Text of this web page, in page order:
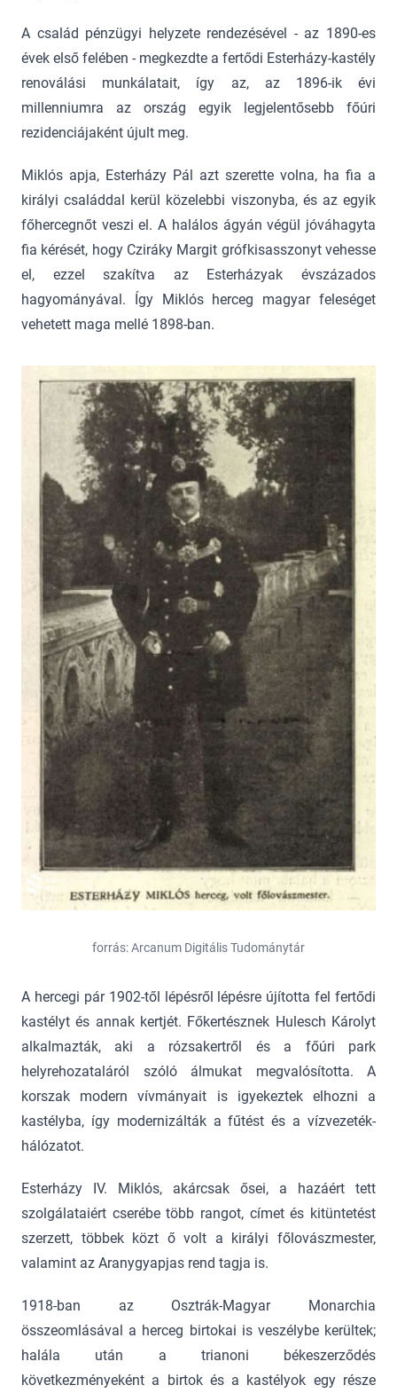
A család pénzügyi helyzete rendezésével - az 1890-es
évek első felében - megkezdte a fertődi Esterházy-kastély
renoválási munkálatait, így az, az 1896-ik évi
millenniumra az ország egyik legjelentősebb főúri
rezidenciájaként újult meg.
Miklós apja, Esterházy Pál azt szerette volna, ha fia a
királyi családdal kerül közelebbi viszonyba, és az egyik
főhercegnőt veszi el. A halálos ágyán végül jóváhagyta
fia kérését, hogy Cziráky Margit grófkisasszonyt vehesse
el, ezzel szakítva az Esterházyak évszázados
hagyományával. Így Miklós herceg magyar feleséget
vehetett maga mellé 1898-ban.
forrás: Arcanum Digitális Tudománytár
A hercegi pár 1902-től lépésről lépésre újította fel fertődi
kastélyt és annak kertjét. Főkertésznek Hulesch Károlyt
alkalmazták, aki a rózsakertről és a főúri park
helyrehozataláról szóló álmukat megvalósította. A
korszak modern vívmányait is igyekeztek elhozni a
kastélyba, így modernizálták a fűtést és a vízvezeték-
hálózatot.
Esterházy IV. Miklós, akárcsak ősei, a hazáért tett
szolgálataiért cserébe több rangot, címet és kitüntetést
szerzett, többek közt ő volt a királyi főlovászmester,
valamint az Aranygyapjas rend tagja is.
1918-ban az Osztrák-Magyar Monarchia
összeomlásával a herceg birtokai is veszélybe kerültek;
halála után a trianoni békeszerződés
következményeként a birtok és a kastélyok egy része